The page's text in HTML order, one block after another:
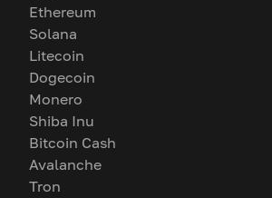
Ethereum
Solana
Litecoin
Dogecoin
Monero
Shiba Inu
Bitcoin Cash
Avalanche
Tron